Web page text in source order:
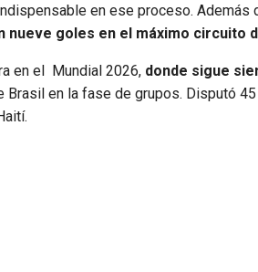
en ese proceso.
nueve goles en el máximo circuito
en el Mundial 2026, donde sigue
en la fase de grupos. Disputó